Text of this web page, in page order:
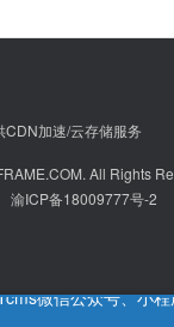
CDN加速/云存储服务
All Rights
渝ICP备18009777号-2
微信公众号、小